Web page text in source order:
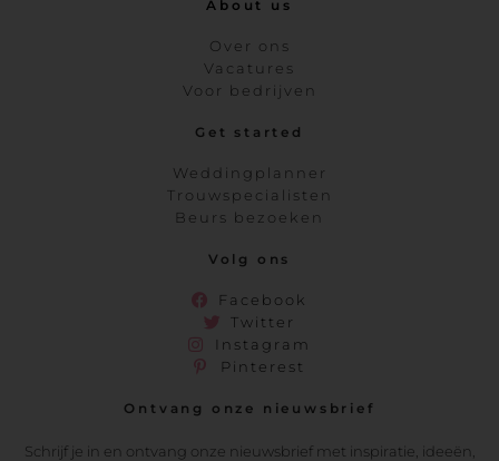
About us
Over ons
Vacatures
Voor bedrijven
Get started
Weddingplanner
Trouwspecialisten
Beurs bezoeken
Volg ons
Facebook
Twitter
Instagram
Pinterest
Ontvang onze nieuwsbrief
Schrijf je in en ontvang onze nieuwsbrief met inspiratie, ideeën,